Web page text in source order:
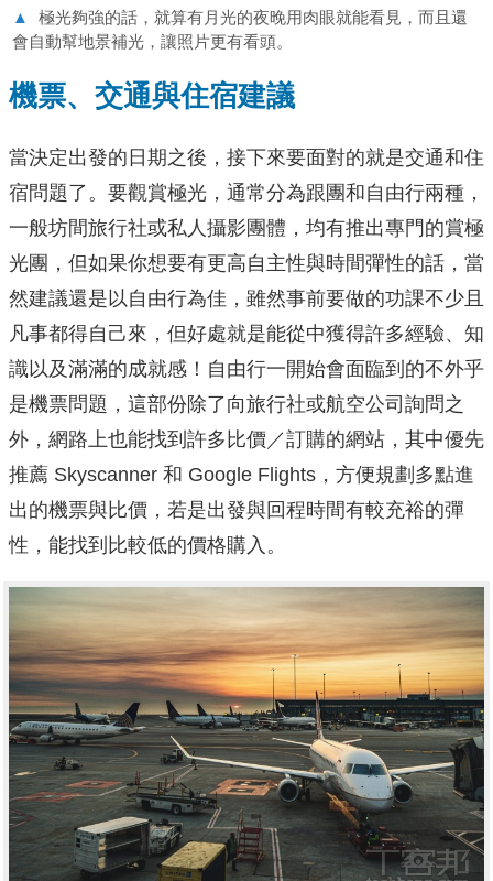
▲
極光夠強的話，就算有月光的夜晚用肉眼就能看見，而且還
會自動幫地景補光，讓照片更有看頭。
機票、交通與住宿建議
當決定出發的日期之後，接下來要面對的就是交通和住
宿問題了。要觀賞極光，通常分為跟團和自由行兩種，
一般坊間旅行社或私人攝影團體，均有推出專門的賞極
光團，但如果你想要有更高自主性與時間彈性的話，當
然建議還是以自由行為佳，雖然事前要做的功課不少且
凡事都得自己來，但好處就是能從中獲得許多經驗、知
識以及滿滿的成就感！自由行一開始會面臨到的不外乎
是機票問題，這部份除了向旅行社或航空公司詢問之
外，網路上也能找到許多比價／訂購的網站，其中優先
推薦 Skyscanner 和 Google Flights，方便規劃多點進
出的機票與比價，若是出發與回程時間有較充裕的彈
性，能找到比較低的價格購入。